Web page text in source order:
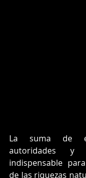
La suma de
autoridades y
indispensable
de las riquezas